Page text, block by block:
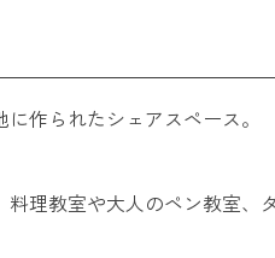
作られたシェアスペース。
料理教室や大人のペン教室